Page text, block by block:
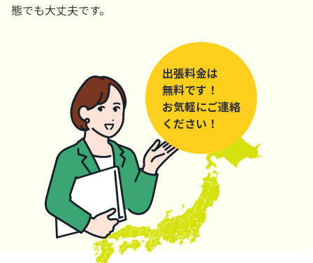
態でも大丈夫です。
出張料金は
無料です！
お気軽にご連絡
ください！